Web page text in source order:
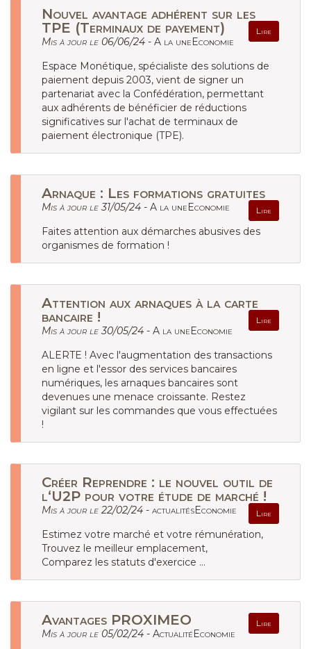
Nouvel avantage adhérent sur les
TPE (Terminaux de payement)
Lire
Mis à jour le 06/06/24 - A la uneEconomie
Espace Monétique, spécialiste des solutions de
paiement depuis 2003, vient de signer un
partenariat avec la Confédération, permettant
aux adhérents de bénéficier de réductions
significatives sur l'achat de terminaux de
paiement électronique (TPE).
Arnaque : Les formations gratuites
Lire
Mis à jour le 31/05/24 - A la uneEconomie
Faites attention aux démarches abusives des
organismes de formation !
Attention aux arnaques à la carte
bancaire !
Lire
Mis à jour le 30/05/24 - A la uneEconomie
ALERTE ! Avec l'augmentation des transactions
en ligne et l'essor des services bancaires
numériques, les arnaques bancaires sont
devenues une menace croissante. Restez
vigilant sur les commandes que vous effectuées
!
Créer Reprendre : le nouvel outil de
l‘U2P pour votre étude de marché !
Lire
Mis à jour le 22/02/24 - actualitésEconomie
Estimez votre marché et votre rémunération,
Trouvez le meilleur emplacement,
Comparez les statuts d'exercice ...
Avantages PROXIMEO Lire
Mis à jour le 05/02/24 - ActualitéEconomie